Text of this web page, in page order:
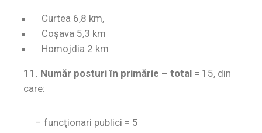
Curtea 6,8 km,
Coșava 5,3 km
Homojdia 2 km
11. Număr posturi în primărie – total = 15, din
care:
– funcţionari publici = 5